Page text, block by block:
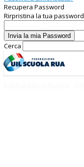
Recupera Password
Rirpristina la tua password
Cerca